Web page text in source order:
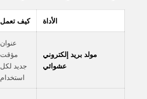
الأداة كيف تعمل
مولد بريد إلكتروني
عشوائي
عنوان
مؤقت
جديد لكل
استخدام